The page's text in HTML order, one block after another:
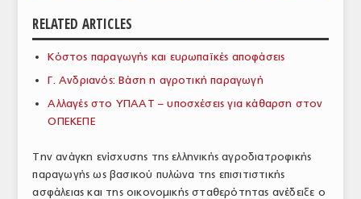
ΕΜΠΟΡΙΚΟΣ ΚΑΤΑΛΟΓΟΣ
ΠΑΡΑΓΩΓΗ & ΕΜΠΟΡΙΑ
ΠΡΩΤΕΣ ΥΛΕΣ
ΕΞΟΠΛΙΣΜΟΣ
ΥΠΗΡΕΣΙΕΣ
RELATED ARTICLES
Κόστος παραγωγής και ευρωπαϊκές αποφάσεις
Γ. Ανδριανός: Βάση η αγροτική παραγωγή
Αλλαγές στο ΥΠΑΑΤ – υποσχέσεις για κάθαρση στον
ΟΠΕΚΕΠΕ
Την ανάγκη ενίσχυσης της ελληνικής αγροδιατροφικής
παραγωγής ως βασικού πυλώνα της επισιτιστικής
ασφάλειας και της οικονομικής σταθερότητας ανέδειξε ο